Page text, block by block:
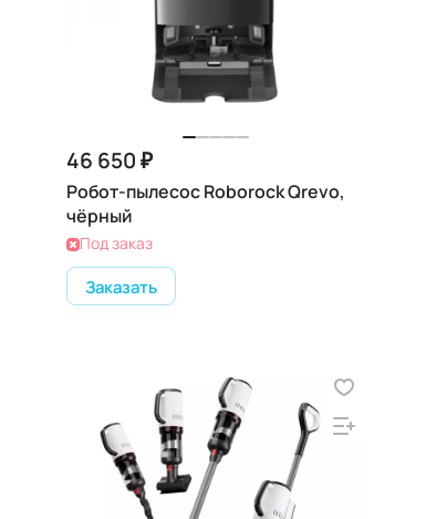
46 650 ₽
Робот-пылесос Roborock Qrevo,
чёрный
Под заказ
Заказать